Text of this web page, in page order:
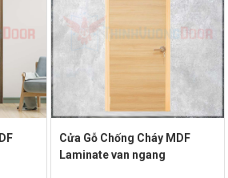
Cửa Gỗ Chống Cháy MDF
Laminate van ngang